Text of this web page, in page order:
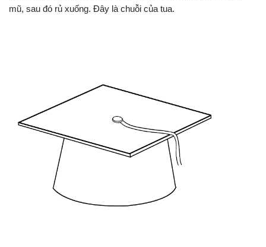
mũ, sau đó rủ xuống. Đây là chuỗi của tua.